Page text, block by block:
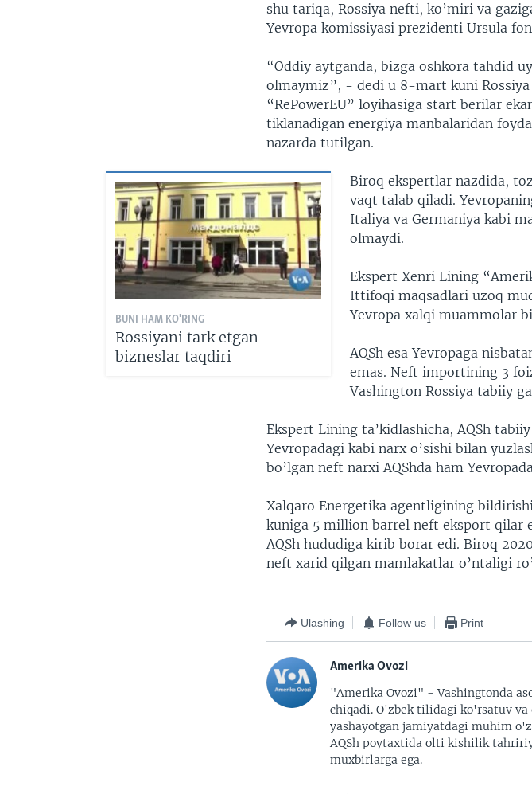
shu tariqa, Rossiya nefti, ko’miri va
Yevropa komissiyasi prezidenti Ursula
“Oddiy aytganda, bizga oshkora tahdid
olmaymiz”, - dedi u 8-mart kuni
“RePowerEU” loyihasiga start berilar
tiklanadigan energiya manbalaridan
nazarda tutilgan.
BUNI HAM KO'RING
Rossiyani tark etgan
bizneslar taqdiri
Biroq ekspertlar nazdida,
vaqt talab qiladi.
Italiya va Germaniya kabi
olmaydi.
Ekspert Xenri Lining
Ittifoqi maqsadlari uzoq
Yevropa xalqi muammolar
AQSh esa Yevropaga
emas. Neft importining 3
Vashington Rossiya tabiiy
Ekspert Lining ta’kidlashicha, AQSh
Yevropadagi kabi narx o’sishi bilan
bo’lgan neft narxi AQShda ham
Xalqaro Energetika agentligining
kuniga 5 million barrel neft eksport qilar
AQSh hududiga kirib borar edi. Biroq
neft xarid qilgan mamlakatlar o’ntaligi
Ulashing Follow us Print
Amerika Ovozi
"Amerika Ovozi" - Vashingtonda
chiqadi. O'zbek tilidagi ko'rsatuv
yashayotgan jamiyatdagi muhim
AQSh poytaxtida olti kishilik
muxbirlarga ega.